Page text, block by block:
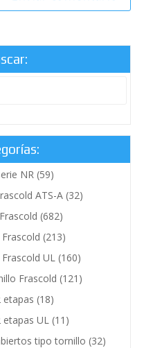
NR (59)
ATS-A (32)
(682)
(213)
UL (160)
Frascold (121)
etapas (18)
etapas UL (11)
tipo tornillo (32)